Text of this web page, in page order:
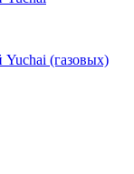
Yuchai (газовых)